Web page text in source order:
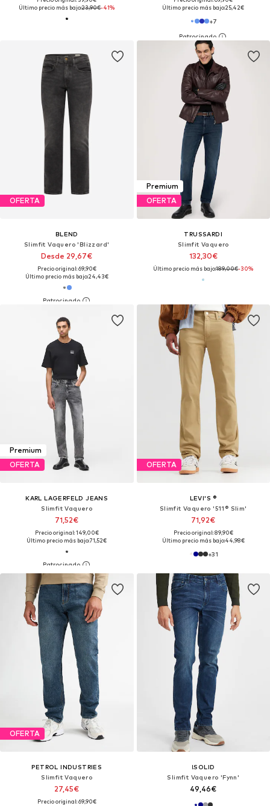
Último precio más bajo:23,90€-41%
Último precio más bajo:25,42€
+7
OFERTA
BLEND
Slimfit Vaquero 'Blizzard'
Desde 29,67€
Precio original: 69,90€
Último precio más bajo:24,43€
Premium
OFERTA
TRUSSARDI
Slimfit Vaquero
132,30€
Último precio más bajo:189,00€-30%
Premium
OFERTA
KARL LAGERFELD JEANS
Slimfit Vaquero
71,52€
Precio original: 149,00€
Último precio más bajo:71,52€
OFERTA
LEVI'S ®
Slimfit Vaquero '511® Slim'
71,92€
Precio original: 89,90€
Último precio más bajo:44,98€
+31
OFERTA
PETROL INDUSTRIES
Slimfit Vaquero
27,45€
Precio original: 69,90€
!SOLID
Slimfit Vaquero 'Fynn'
49,46€